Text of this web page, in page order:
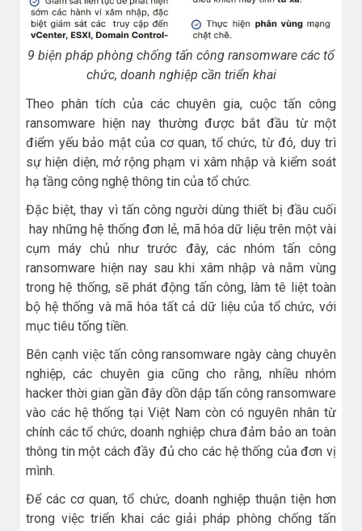
9 biện pháp phòng chống tấn công ransomware các tổ
chức, doanh nghiệp cần triển khai
Theo phân tích của các chuyên gia, cuộc tấn công
ransomware hiện nay thường được bắt đầu từ một
điểm yếu bảo mật của cơ quan, tổ chức, từ đó, duy trì
sự hiện diện, mở rộng phạm vi xâm nhập và kiểm soát
hạ tầng công nghệ thông tin của tổ chức.
Đặc biệt, thay vì tấn công người dùng thiết bị đầu cuối
hay những hệ thống đơn lẻ, mã hóa dữ liệu trên một vài
cụm máy chủ như trước đây, các nhóm tấn công
ransomware hiện nay sau khi xâm nhập và nằm vùng
trong hệ thống, sẽ phát động tấn công, làm tê liệt toàn
bộ hệ thống và mã hóa tất cả dữ liệu của tổ chức, với
mục tiêu tống tiền.
Bên cạnh việc tấn công ransomware ngày càng chuyên
nghiệp, các chuyên gia cũng cho rằng, nhiều nhóm
hacker thời gian gần đây dồn dập tấn công ransomware
vào các hệ thống tại Việt Nam còn có nguyên nhân từ
chính các tổ chức, doanh nghiệp chưa đảm bảo an toàn
thông tin một cách đầy đủ cho các hệ thống của đơn vị
mình.
Để các cơ quan, tổ chức, doanh nghiệp thuận tiện hơn
trong việc triển khai các giải pháp phòng chống tấn